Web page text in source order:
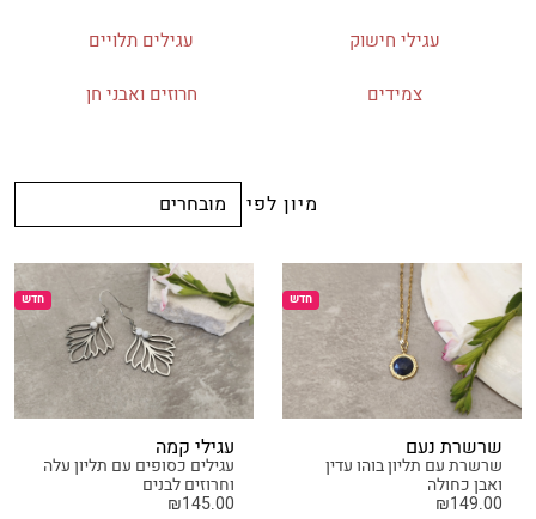
עגילי חישוק עגילים תלויים
צמידים חרוזים ואבני חן
מיון לפי
חדש
שרשרת נעם
שרשרת עם תליון בוהו עדין
ואבן כחולה
₪149.00
חדש
עגילי קמה
עגילים כסופים עם תליון עלה
וחרוזים לבנים
₪145.00